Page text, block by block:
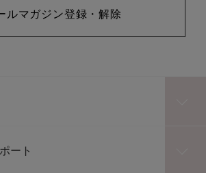
ルマガジン登録・解除
ート